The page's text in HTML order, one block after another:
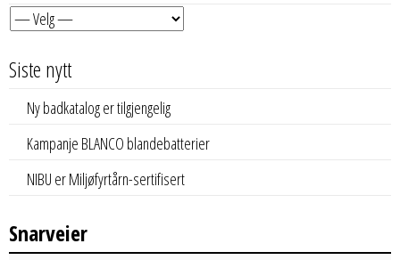
Siste nytt
Ny badkatalog er tilgjengelig
Kampanje BLANCO blandebatterier
NIBU er Miljøfyrtårn-sertifisert
Snarveier